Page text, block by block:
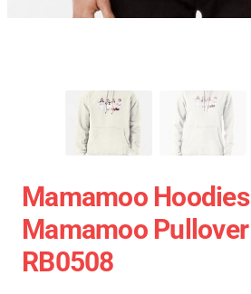
Mamamoo
Mamamoo
RB0508